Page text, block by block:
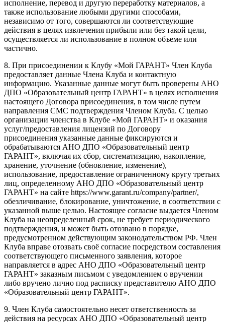
исполнение, перевод и другую переработку материалов, а
также использование любыми другими способами,
независимо от того, совершаются ли соответствующие
действия в целях извлечения прибыли или без такой цели,
осуществляется ли использование в полном объеме или
частично.
8. При присоединении к Клубу «Мой ГАРАНТ» Член Клуба
предоставляет данные Члена Клуба и контактную
информацию. Указанные данные могут быть проверены АНО
ДПО «Образовательный центр ГАРАНТ» в целях исполнения
настоящего Договора присоединения, в том числе путем
направления СМС подтверждения Членом Клуба. С целью
организации членства в Клубе «Мой ГАРАНТ» и оказания
услуг/предоставления лицензий по Договору
присоединения указанные данные фиксируются и
обрабатываются АНО ДПО «Образовательный центр
ГАРАНТ», включая их сбор, систематизацию, накопление,
хранение, уточнение (обновление, изменение),
использование, предоставление ограниченному кругу третьих
лиц, определенному АНО ДПО «Образовательный центр
ГАРАНТ» на сайте https://www.garant.ru/company/partner/,
обезличивание, блокирование, уничтожение, в соответствии с
указанной выше целью. Настоящее согласие выдается Членом
Клуба на неопределенный срок, не требует периодического
подтверждения, и может быть отозвано в порядке,
предусмотренном действующим законодательством РФ. Член
Клуба вправе отозвать своё согласие посредством составления
соответствующего письменного заявления, которое
направляется в адрес АНО ДПО «Образовательный центр
ГАРАНТ» заказным письмом с уведомлением о вручении
либо вручено лично под расписку представителю АНО ДПО
«Образовательный центр ГАРАНТ».
9. Член Клуба самостоятельно несет ответственность за
действия на ресурсах АНО ДПО «Образовательный центр